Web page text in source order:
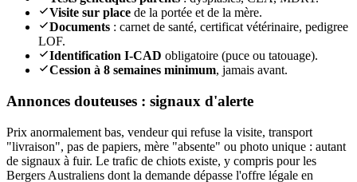
Visite sur place de la portée et de la mère.
Documents : carnet de santé, certificat vétérinaire, pedigree
LOF.
Identification I-CAD obligatoire (puce ou tatouage).
Cession à 8 semaines minimum, jamais avant.
Annonces douteuses : signaux d'alerte
Prix anormalement bas, vendeur qui refuse la visite, transport
"livraison", pas de papiers, mère "absente" ou photo unique : autant
de signaux à fuir. Le trafic de chiots existe, y compris pour les
Bergers Australiens dont la demande dépasse l'offre légale en